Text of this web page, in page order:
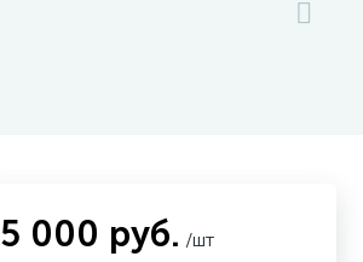
5 000 руб. /шт